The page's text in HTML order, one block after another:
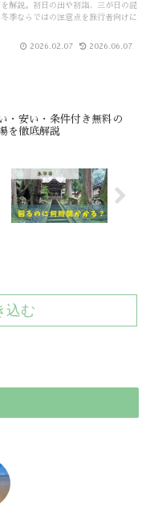
解説。初日の出や初詣、三が日の混
季ならではの注意点を旅行者向けに
2026.02.07 2026.06.07
・安い・条件付き無料の
を徹底解説
込む